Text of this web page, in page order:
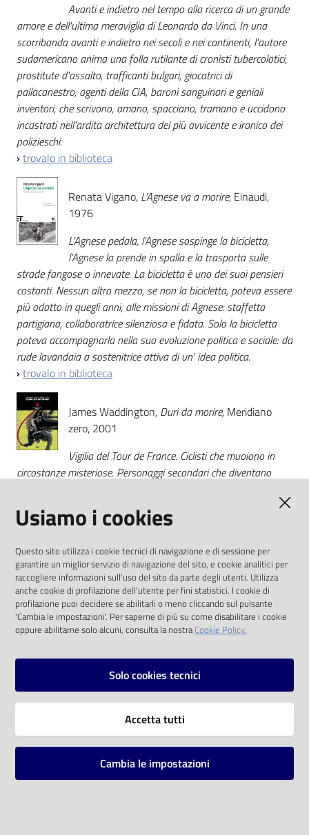
Avanti e indietro nel tempo alla ricerca di un grande
amore e dell'ultima meraviglia di Leonardo da Vinci. In una
scorribanda avanti e indietro nei secoli e nei continenti, l'autore
sudamericano anima una folla rutilante di cronisti tubercolotici,
prostitute d'assalto, trafficanti bulgari, giocatrici di
pallacanestro, agenti della CIA, baroni sanguinari e geniali
inventori, che scrivono, amano, spacciano, tramano e uccidono
incastrati nell'ardita architettura del più avvicente e ironico dei
polizieschi.
›trovalo in biblioteca
Renata Vigano, L'Agnese va a morire, Einaudi,
1976
L'Agnese pedala, l'Agnese sospinge la bicicletta,
l'Agnese la prende in spalla e la trasporta sulle
strade fangose o innevate. La bicicletta è uno dei suoi pensieri
costanti. Nessun altro mezzo, se non la bicicletta, poteva essere
più adatto in quegli anni, alle missioni di Agnese: staffetta
partigiana, collaboratrice silenziosa e fidata. Solo la bicicletta
poteva accompagnarla nella sua evoluzione politica e sociale: da
rude lavandaia a sostenitrice attiva di un' idea politica.
›trovalo in biblioteca
James Waddington, Duri da morire, Meridiano
zero, 2001
Vigilia del Tour de France. Ciclisti che muoiono in
circostanze misteriose. Personaggi secondari che diventano
numero uno, ma comincia a vedersi soffiare le vittorie da
sconosciuti. Quale segreto rende i suoi avversari invincibili?
mette in scena i campioni reali di ieri e gli eroi immaginari di
domani, in una saga noir sul ciclismo.
› trovalo in biblioteca
Biblioteca
comunale di
Imola
Usiamo i cookies
Questo sito utilizza i cookie tecnici di navigazione e di sessione per
garantire un miglior servizio di navigazione del sito, e cookie analitici per
raccogliere informazioni sull'uso del sito da parte degli utenti. Utilizza
anche cookie di profilazione dell'utente per fini statistici. I cookie di
profilazione puoi decidere se abilitarli o meno cliccando sul pulsante
'Cambia le impostazioni'. Per saperne di più su come disabilitare i cookie
oppure abilitarne solo alcuni, consulta la nostraCookie Policy.
Solo cookies tecnici
Accetta tutti
Cambia le impostazioni